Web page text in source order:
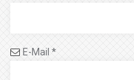
E-Mail *